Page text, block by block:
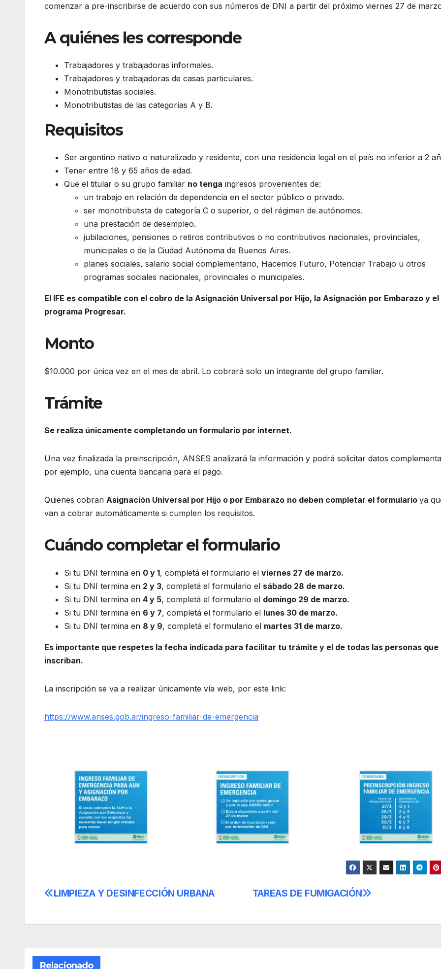
comenzar a pre-inscribirse de acuerdo con sus números de DNI a partir del próximo viernes 27 de
A quiénes les corresponde
Trabajadores y trabajadoras informales.
Trabajadores y trabajadoras de casas particulares.
Monotributistas sociales.
Monotributistas de las categorías A y B.
Requisitos
Ser argentino nativo o naturalizado y residente, con una residencia legal en el país no inferior a 2
Tener entre 18 y 65 años de edad.
Que el titular o su grupo familiar no tenga ingresos provenientes de:
un trabajo en relación de dependencia en el sector público o privado.
ser monotributista de categoría C o superior, o del régimen de autónomos.
una prestación de desempleo.
jubilaciones, pensiones o retiros contributivos o no contributivos nacionales, provinciales,
municipales o de la Ciudad Autónoma de Buenos Aires.
planes sociales, salario social complementario, Hacemos Futuro, Potenciar Trabajo u otros
programas sociales nacionales, provinciales o municipales.
El IFE es compatible con el cobro de la Asignación Universal por Hijo, la Asignación por Embarazo y el
programa Progresar.
Monto
$10.000 por única vez en el mes de abril. Lo cobrará solo un integrante del grupo familiar.
Trámite
Se realiza únicamente completando un formulario por internet.
Una vez finalizada la preinscripción, ANSES analizará la información y podrá solicitar datos
por ejemplo, una cuenta bancaria para el pago.
Quienes cobran Asignación Universal por Hijo o por Embarazo no deben completar el formulario ya
van a cobrar automáticamente si cumplen los requisitos.
Cuándo completar el formulario
Si tu DNI termina en 0 y 1, completá el formulario el viernes 27 de marzo.
Si tu DNI termina en 2 y 3, completá el formulario el sábado 28 de marzo.
Si tu DNI termina en 4 y 5, completá el formulario el domingo 29 de marzo.
Si tu DNI termina en 6 y 7, completá el formulario el lunes 30 de marzo.
Si tu DNI termina en 8 y 9, completá el formulario el martes 31 de marzo.
Es importante que respetes la fecha indicada para facilitar tu trámite y el de todas las personas que
inscriban.
La inscripción se va a realizar únicamente vía web, por este link:
https://www.anses.gob.ar/ingreso-familiar-de-emergencia
Navegación
TAREAS DE FUMIGACIÓN
LIMPIEZA Y DESINFECCIÓN URBANA
Relacionado